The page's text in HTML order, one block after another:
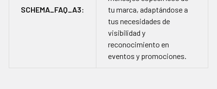
SCHEMA_FAQ_A3:
tu marca, adaptándose a
tus necesidades de
visibilidad y
reconocimiento en
eventos y promociones.